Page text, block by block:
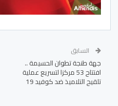
السابق
جهة طنجة تطوان الحسيمة ..
افتتاح 53 مركزا لتسريع عملية
تلقيح التلاميذ ضد كوفيد 19